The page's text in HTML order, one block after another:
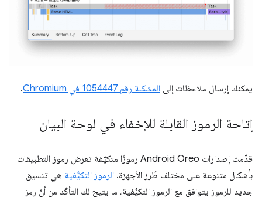
يمكنك إرسال ملاحظات إلى المشكلة رقم 1054447 في Chromium .
إتاحة الرموز القابلة للإخفاء في لوحة البيان
قدّمت إصدارات Android Oreo رموزًا متكيّفة تعرض رموز التطبيقات
بأشكال متنوعة على مختلف طُرز الأجهزة. الرموز التكيُّفية هي تنسيق
جديد للرموز يتوافق مع الرموز التكيُّفية، ما يتيح لك التأكّد من أنّ رمز